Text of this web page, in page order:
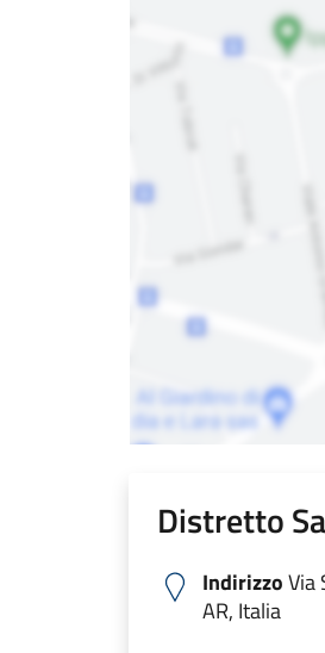
Distretto
IndirizzoVia
AR, Italia